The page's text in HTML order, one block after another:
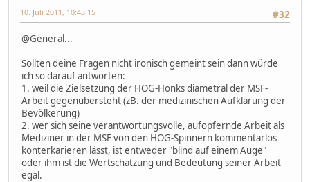
#32
10. Juli 2011, 10:43:15
@General...
Sollten deine Fragen nicht ironisch gemeint sein dann würde
ich so darauf antworten:
1. weil die Zielsetzung der HOG-Honks diametral der MSF-
Arbeit gegenübersteht (zB. der medizinischen Aufklärung der
Bevölkerung)
2. wer sich seine verantwortungsvolle, aufopfernde Arbeit als
Mediziner in der MSF von den HOG-Spinnern kommentarlos
konterkarieren lässt, ist entweder "blind auf einem Auge"
oder ihm ist die Wertschätzung und Bedeutung seiner Arbeit
egal.